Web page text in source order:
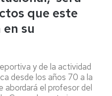
que este
su
y de la actividad
desde los años 70 a la
abordará el profesor del